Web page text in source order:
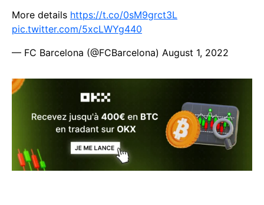
More details https://t.co/0sM9grct3L
pic.twitter.com/5xcLWYg440
— FC Barcelona (@FCBarcelona) August 1, 2022